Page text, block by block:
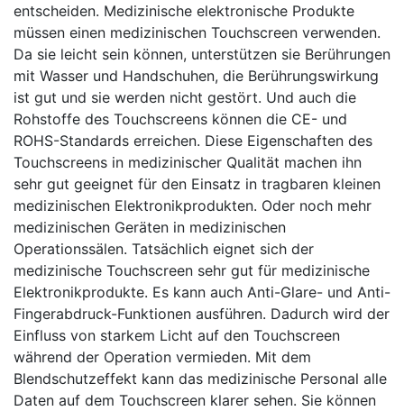
entscheiden. Medizinische elektronische Produkte
müssen einen medizinischen Touchscreen verwenden.
Da sie leicht sein können, unterstützen sie Berührungen
mit Wasser und Handschuhen, die Berührungswirkung
ist gut und sie werden nicht gestört. Und auch die
Rohstoffe des Touchscreens können die CE- und
ROHS-Standards erreichen. Diese Eigenschaften des
Touchscreens in medizinischer Qualität machen ihn
sehr gut geeignet für den Einsatz in tragbaren kleinen
medizinischen Elektronikprodukten. Oder noch mehr
medizinischen Geräten in medizinischen
Operationssälen. Tatsächlich eignet sich der
medizinische Touchscreen sehr gut für medizinische
Elektronikprodukte. Es kann auch Anti-Glare- und Anti-
Fingerabdruck-Funktionen ausführen. Dadurch wird der
Einfluss von starkem Licht auf den Touchscreen
während der Operation vermieden. Mit dem
Blendschutzeffekt kann das medizinische Personal alle
Daten auf dem Touchscreen klarer sehen. Sie können